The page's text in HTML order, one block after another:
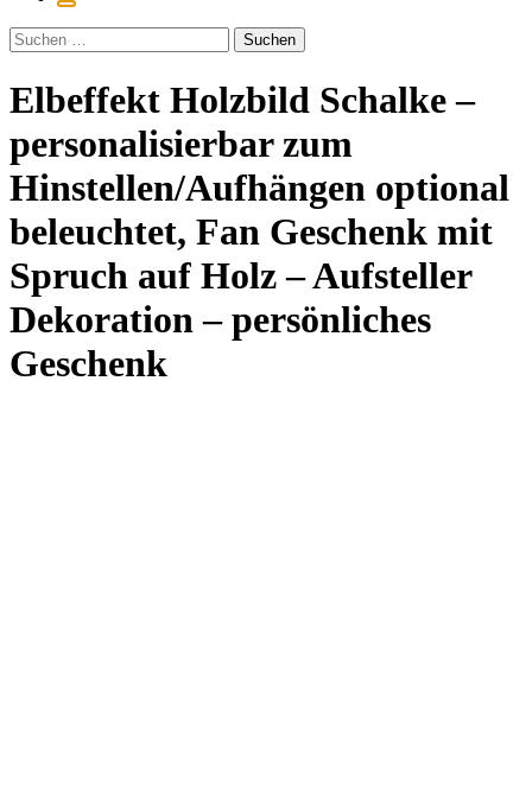
Suchen
nach:
Elbeffekt Holzbild Schalke –
personalisierbar zum
Hinstellen/Aufhängen optional
beleuchtet, Fan Geschenk mit
Spruch auf Holz – Aufsteller
Dekoration – persönliches
Geschenk